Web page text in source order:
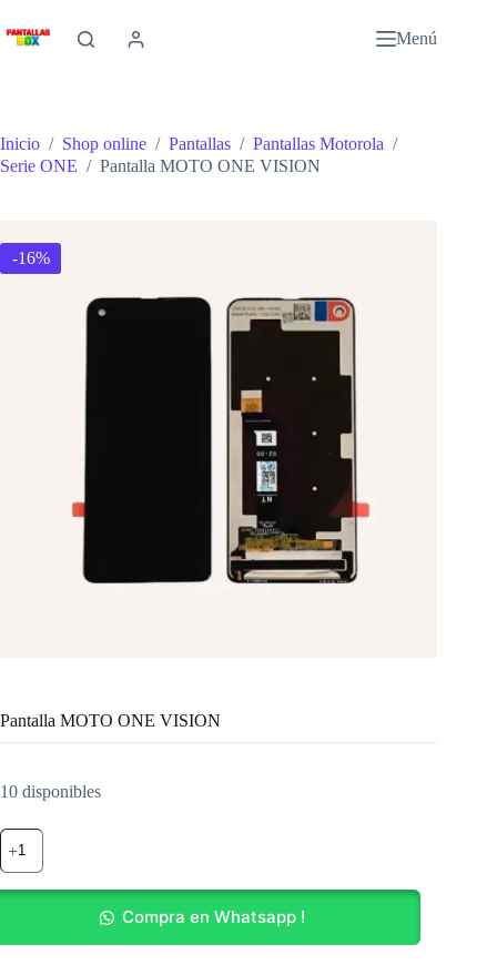
al
contenido
Menú
Inicio / Shop online / Pantallas / Pantallas Motorola /
Serie ONE / Pantalla MOTO ONE VISION
-16%
Pantalla MOTO ONE VISION
10 disponibles
Pantalla
MOTO
ONE
VISION
Compra en Whatsapp !